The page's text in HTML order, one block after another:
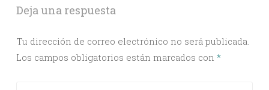
Deja una respuesta
Tu dirección de correo electrónico no será publicada.
Los campos obligatorios están marcados con *